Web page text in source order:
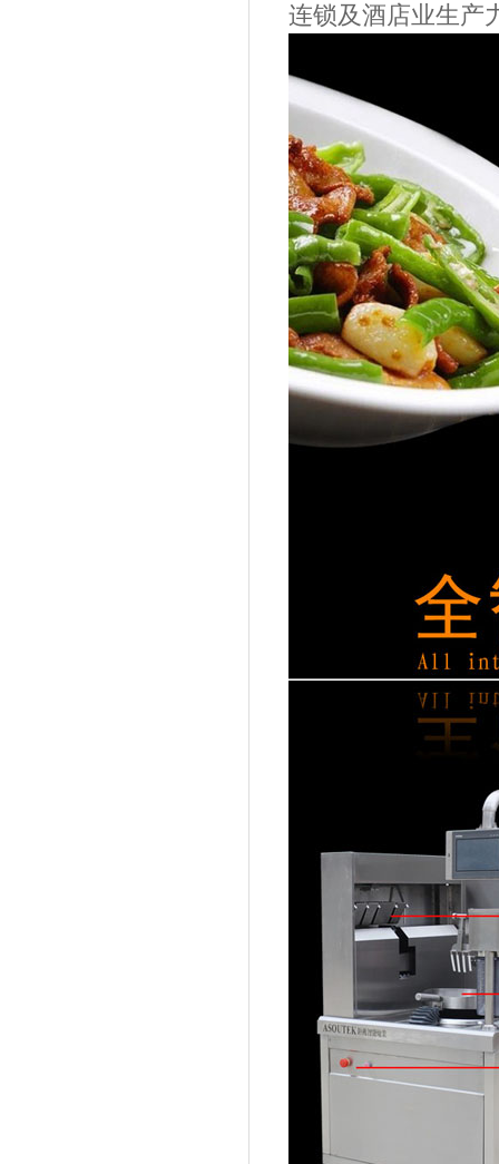
连锁及酒店业生产